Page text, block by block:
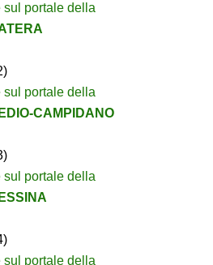
sul portale della
sul portale della
CAMPIDANO
sul portale della
sul portale della